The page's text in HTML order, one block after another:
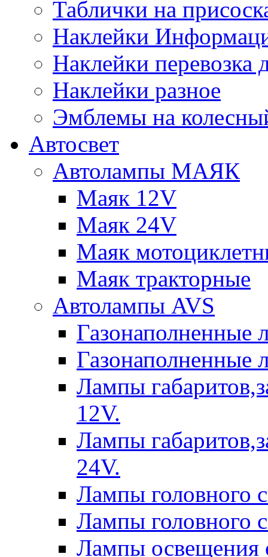
Таблички на
Наклейки
Наклейки перевозка
Наклейки разное
Эмблемы на
Автосвет
Автолампы МАЯК
Маяк 12V
Маяк 24V
Маяк
Маяк тракторные
Автолампы AVS
Газонаполненные
Газонаполненные
Лампы
12V.
Лампы
24V.
Лампы головного
Лампы головного
Лампы освещения